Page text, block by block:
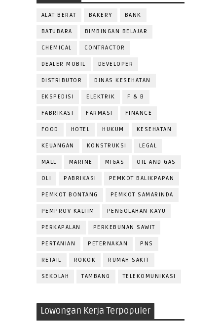
ALAT BERAT BAKERY BANK
BATUBARA BIMBINGAN BELAJAR
CHEMICAL CONTRACTOR
DEALER MOBIL DEVELOPER
DISTRIBUTOR DINAS KESEHATAN
EKSPEDISI ELEKTRIK F & B
FABRIKASI FARMASI FINANCE
FOOD HOTEL HUKUM KESEHATAN
KEUANGAN KONSTRUKSI LEGAL
MALL MARINE MIGAS OIL AND GAS
OLI PABRIKASI PEMKOT BALIKPAPAN
PEMKOT BONTANG PEMKOT SAMARINDA
PEMPROV KALTIM PENGOLAHAN KAYU
PERKAPALAN PERKEBUNAN SAWIT
PERTANIAN PETERNAKAN PNS
RETAIL ROKOK RUMAH SAKIT
SEKOLAH TAMBANG TELEKOMUNIKASI
Lowongan Kerja Terpopuler